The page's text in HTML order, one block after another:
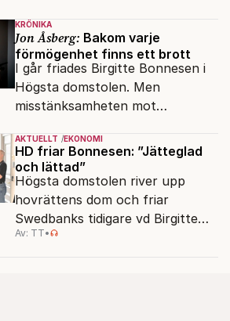
KRÖNIKA
Jon Åsberg: Bakom varje
förmögenhet finns ett brott
I går friades Birgitte Bonnesen i
Högsta domstolen. Men
misstänksamheten mot
AKTUELLT EKONOMI
HD friar Bonnesen: ”Jätteglad
och lättad”
Högsta domstolen river upp
hovrättens dom och friar
Swedbanks tidigare vd Birgitte
Bonnesen från alla
Av: TT•